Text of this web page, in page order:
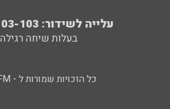
עלייה לשידור: 0552-103-103
בעלות שיחה רגילה
כל הזכויות שמורות ל - 103FM